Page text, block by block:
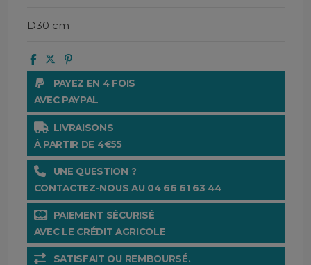
D30 cm
PAYEZ EN 4 FOIS
AVEC PAYPAL
LIVRAISONS
À PARTIR DE 4€55
UNE QUESTION ?
CONTACTEZ-NOUS AU 04 66 61 63 44
PAIEMENT SÉCURISÉ
AVEC LE CRÉDIT AGRICOLE
SATISFAIT OU REMBOURSÉ.